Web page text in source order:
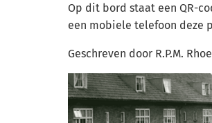
Op dit bord staat een QR-
een mobiele telefoon deze
Geschreven door R.P.M.